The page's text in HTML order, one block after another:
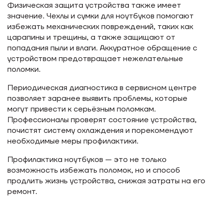
Физическая защита устройства также имеет
значение. Чехлы и сумки для ноутбуков помогают
избежать механических повреждений, таких как
царапины и трещины, а также защищают от
попадания пыли и влаги. Аккуратное обращение с
устройством предотвращает нежелательные
поломки.
Периодическая диагностика в сервисном центре
позволяет заранее выявить проблемы, которые
могут привести к серьёзным поломкам.
Профессионалы проверят состояние устройства,
почистят систему охлаждения и порекомендуют
необходимые меры профилактики.
Профилактика ноутбуков — это не только
возможность избежать поломок, но и способ
продлить жизнь устройства, снижая затраты на его
ремонт.